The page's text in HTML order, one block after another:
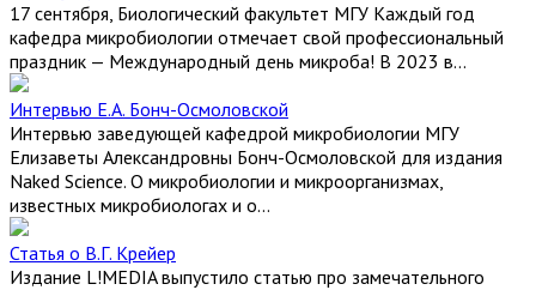
17 сентября, Биологический факультет МГУ Каждый год
кафедра микробиологии отмечает свой профессиональный
праздник — Международный день микроба! В 2023 в...
Интервью Е.А. Бонч-Осмоловской
Интервью заведующей кафедрой микробиологии МГУ
Елизаветы Александровны Бонч-Осмоловской для издания
Naked Science. О микробиологии и микроорганизмах,
известных микробиологах и о...
Статья о В.Г. Крейер
Издание L!MEDIA выпустило статью про замечательного